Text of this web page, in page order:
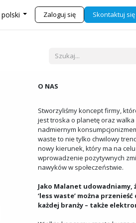
się z nami Sklep
polski Zaloguj się Skontaktuj
O NAS
Stworzyliśmy koncept firmy,
jest troska o planetę oraz walka
nadmiernym
waste to nie tylko chwilowy
nowy kierunek, który ma na celu
wprowadzenie pozytywnych
nawyków w społeczeństwie.
Jako Malanet udowadniamy,
‘less waste’ można przenieść
każdej branży – także